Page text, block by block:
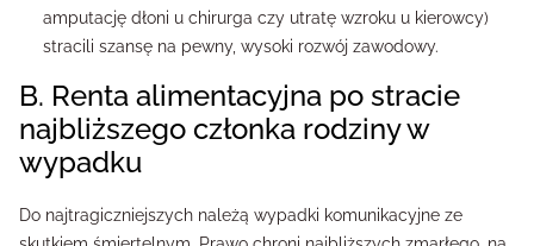
amputację dłoni u chirurga czy utratę wzroku u kierowcy)
stracili szansę na pewny, wysoki rozwój zawodowy.
B. Renta alimentacyjna po stracie
najbliższego członka rodziny w
wypadku
Do najtragiczniejszych należą wypadki komunikacyjne ze